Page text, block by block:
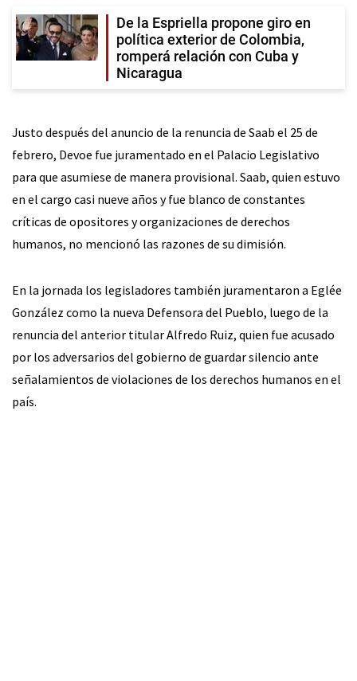
De la Espriella propone giro en
política exterior de Colombia,
romperá relación con Cuba y
Nicaragua
Justo después del anuncio de la renuncia de Saab el 25 de
febrero, Devoe fue juramentado en el Palacio Legislativo
para que asumiese de manera provisional. Saab, quien estuvo
en el cargo casi nueve años y fue blanco de constantes
críticas de opositores y organizaciones de derechos
humanos, no mencionó las razones de su dimisión.
En la jornada los legisladores también juramentaron a Eglée
González como la nueva Defensora del Pueblo, luego de la
renuncia del anterior titular Alfredo Ruiz, quien fue acusado
por los adversarios del gobierno de guardar silencio ante
señalamientos de violaciones de los derechos humanos en el
país.